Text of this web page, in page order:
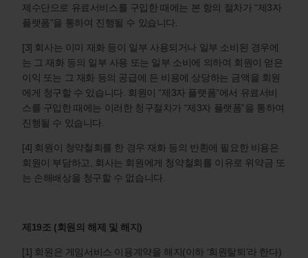
제수단으로 유료서비스를 구입한 때에는 본 항의 절차가 “제3자
플랫폼”을 통하여 진행될 수 있습니다.
[3] 회사는 이미 재화 등이 일부 사용되거나 일부 소비된 경우에
는 그 재화 등의 일부 사용 또는 일부 소비에 의하여 회원이 얻은
이익 또는 그 재화 등의 공급에 든 비용에 상당하는 금액을 회원
에게 청구할 수 있습니다. 회원이 “제3자 플랫폼”에서 유료서비
스를 구입한 때에는 이러한 청구절차가 “제3자 플랫폼”을 통하여
진행될 수 있습니다.
[4] 회원이 청약철회를 한 경우 재화 등의 반환에 필요한 비용은
회원이 부담하고, 회사는 회원에게 청약철회를 이유로 위약금 또
는 손해배상을 청구할 수 없습니다.
제19조 (회원의 해제 및 해지)
[1] 회원은 게임서비스 이용계약을 해지(이하 ‘회원탈퇴’라 한다)